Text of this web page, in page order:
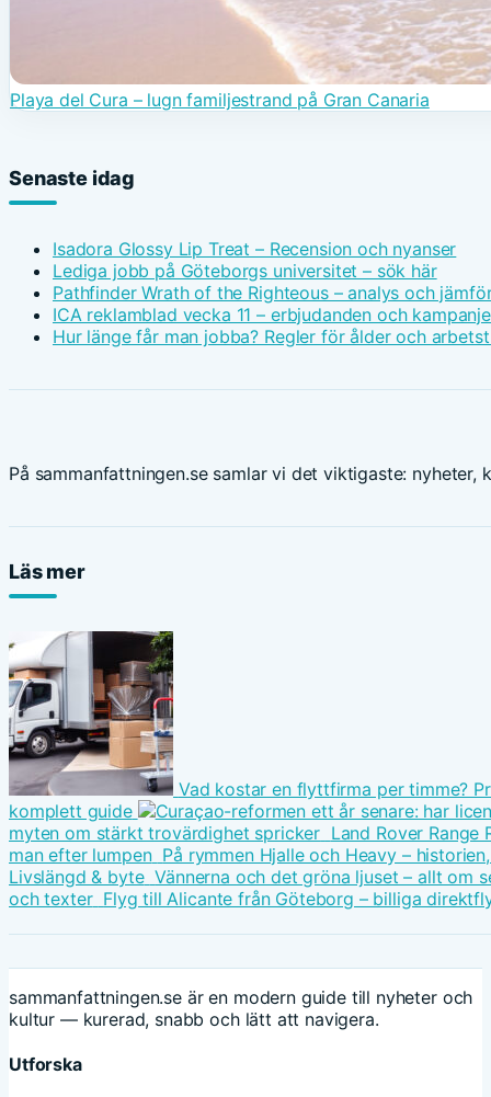
Playa del Cura – lugn familjestrand på Gran Canaria
Senaste idag
Isadora Glossy Lip Treat – Recension och nyanser
Lediga jobb på Göteborgs universitet – sök här
Pathfinder Wrath of the Righteous – analys och
ICA reklamblad vecka 11 – erbjudanden och
Hur länge får man jobba? Regler för ålder och
På sammanfattningen.se samlar vi det viktigaste: nyheter,
Läs mer
Vad kostar en flyttfirma per timme?
komplett guide
myten om stärkt trovärdighet spricker Land Rover
man efter lumpen På rymmen Hjalle och Heavy –
Livslängd & byte Vännerna och det gröna ljuset – allt om
och texter Flyg till Alicante från Göteborg – billiga
sammanfattningen.se är en modern guide till nyheter och
kultur — kurerad, snabb och lätt att navigera.
Utforska